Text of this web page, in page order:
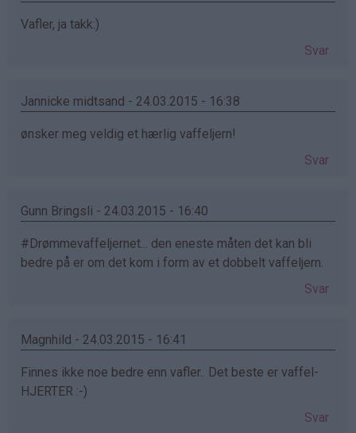
Vafler, ja takk:)
Svar
Jannicke midtsand - 24.03.2015 - 16:38
ønsker meg veldig et hærlig vaffeljern!
Svar
Gunn Bringsli - 24.03.2015 - 16:40
#Drømmevaffeljernet... den eneste måten det kan bli
bedre på er om det kom i form av et dobbelt vaffeljern.
Svar
Magnhild - 24.03.2015 - 16:41
Finnes ikke noe bedre enn vafler.. Det beste er vaffel-
HJERTER :-)
Svar